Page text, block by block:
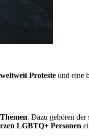
weltweit Proteste und eine
. Dazu gehören der
LGBTQ+ Personen